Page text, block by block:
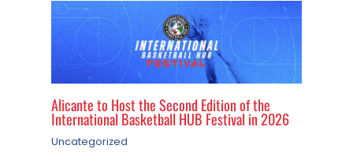
Alicante to Host the Second Edition of the
International Basketball HUB Festival in 2026
Uncategorized